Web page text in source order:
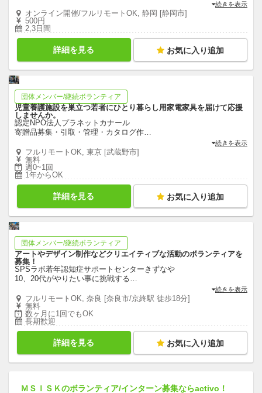
続きを表示
オンライン開催/フルリモートOK, 静岡 [静岡市]
500円
2,3日間
詳細を見る お気に入り追加
団体メンバー/継続ボランティア
児童養護施設を巣立つ若者にひとり暮らし用家電家具を届けて応援
しませんか。
認定NPO法人プラネットカナール
寄贈品募集・引取・管理・カタログ作…
続きを表示
フルリモートOK, 東京 [武蔵野市]
無料
週0~1回
1年からOK
詳細を見る お気に入り追加
団体メンバー/継続ボランティア
アートやデザイン制作などクリエイティブな活動のボランティアを
募集！
SPSラボ若年認知症サポートセンターきずなや
10、20代がやりたい事に挑戦する…
続きを表示
フルリモートOK, 奈良 [奈良市/京終駅 徒歩18分]
無料
数ヶ月に1回でもOK
長期歓迎
詳細を見る お気に入り追加
ＭＳＩＳＫのボランティア/インターン募集ならactivo！